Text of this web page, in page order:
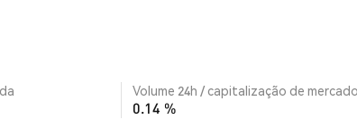
Volume 24h / capitalização de mercado
0.14 %